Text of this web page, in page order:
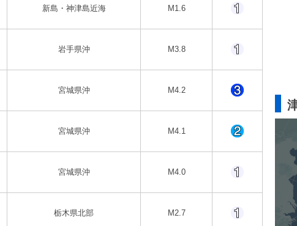
新島・神津島近海 M1.6
岩手県沖 M3.8
宮城県沖 M4.2
宮城県沖 M4.1
宮城県沖 M4.0
栃木県北部 M2.7